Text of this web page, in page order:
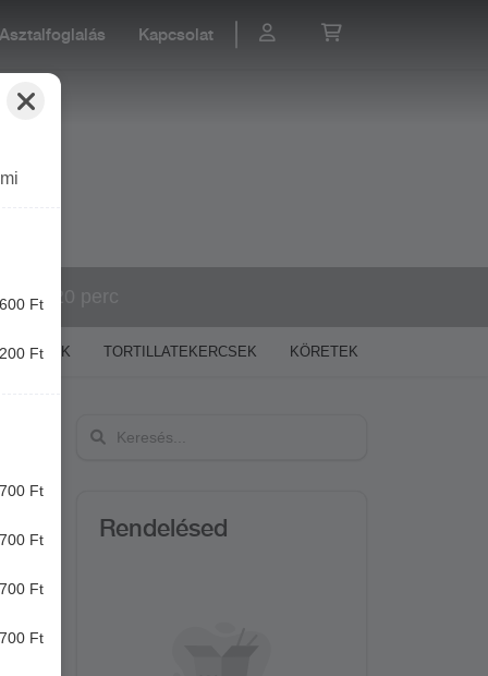
Asztalfoglalás Kapcsolat
60-120 perc
TORTILLATEKERCSEK KÖRETEK
Rendelésed
Ft
Ft
Ft
Ft
Ft
Ft